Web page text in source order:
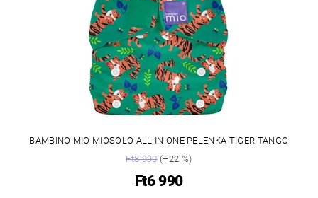
BAMBINO MIO MIOSOLO ALL IN ONE PELENKA TIGER TANGO
Ft8 990(–22 %)
Ft6 990